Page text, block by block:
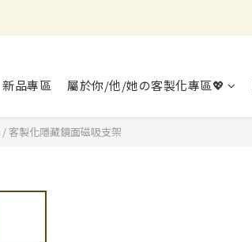
新品專區 屬於你/他/她の客製化專區💖
/ 客製化隱藏鏡面磁吸支架